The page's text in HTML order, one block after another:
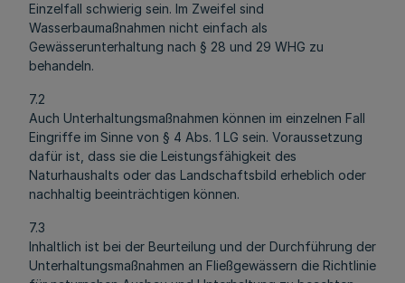
Einzelfall schwierig sein. Im Zweifel sind
Wasserbaumaßnahmen nicht einfach als
Gewässerunterhaltung nach § 28 und 29 WHG zu
behandeln.
7.2
Auch Unterhaltungsmaßnahmen können im einzelnen Fall
Eingriffe im Sinne von § 4 Abs. 1 LG sein. Voraussetzung
dafür ist, dass sie die Leistungsfähigkeit des
Naturhaushalts oder das Landschaftsbild erheblich oder
nachhaltig beeinträchtigen können.
7.3
Inhaltlich ist bei der Beurteilung und der Durchführung der
Unterhaltungsmaßnahmen an Fließgewässern die Richtlinie